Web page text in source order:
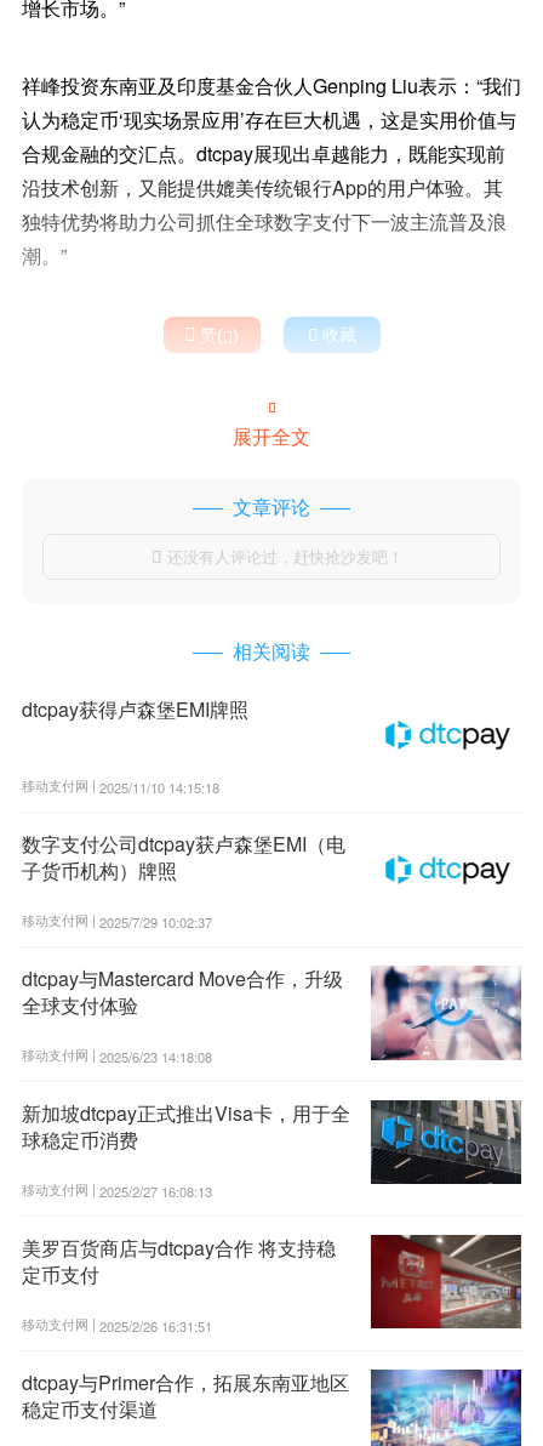
增长市场。”
祥峰投资东南亚及印度基金合伙人Genping Liu表示：“我们
认为稳定币‘现实场景应用’存在巨大机遇，这是实用价值与
合规金融的交汇点。dtcpay展现出卓越能力，既能实现前
沿技术创新，又能提供媲美传统银行App的用户体验。其
独特优势将助力公司抓住全球数字支付下一波主流普及浪
潮。”
 赞()  收藏

展开全文
文章评论
 还没有人评论过，赶快抢沙发吧！
相关阅读
dtcpay获得卢森堡EMI牌照
移动支付网 | 2025/11/10 14:15:18
数字支付公司dtcpay获卢森堡EMI（电
子货币机构）牌照
移动支付网 | 2025/7/29 10:02:37
dtcpay与Mastercard Move合作，升级
全球支付体验
移动支付网 | 2025/6/23 14:18:08
新加坡dtcpay正式推出Visa卡，用于全
球稳定币消费
移动支付网 | 2025/2/27 16:08:13
美罗百货商店与dtcpay合作 将支持稳
定币支付
移动支付网 | 2025/2/26 16:31:51
dtcpay与Primer合作，拓展东南亚地区
稳定币支付渠道